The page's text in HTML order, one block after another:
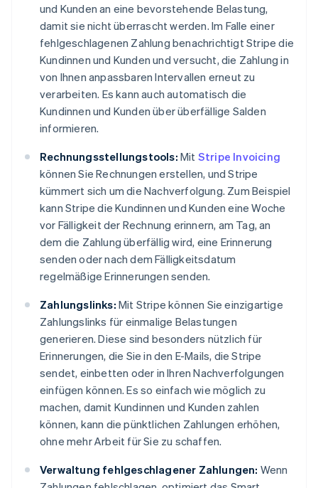
und Kunden an eine bevorstehende Belastung,
damit sie nicht überrascht werden. Im Falle einer
fehlgeschlagenen Zahlung benachrichtigt Stripe die
Kundinnen und Kunden und versucht, die Zahlung in
von Ihnen anpassbaren Intervallen erneut zu
verarbeiten. Es kann auch automatisch die
Kundinnen und Kunden über überfällige Salden
informieren.
Rechnungsstellungstools: Mit Stripe Invoicing
können Sie Rechnungen erstellen, und Stripe
kümmert sich um die Nachverfolgung. Zum Beispiel
kann Stripe die Kundinnen und Kunden eine Woche
vor Fälligkeit der Rechnung erinnern, am Tag, an
dem die Zahlung überfällig wird, eine Erinnerung
senden oder nach dem Fälligkeitsdatum
regelmäßige Erinnerungen senden.
Zahlungslinks: Mit Stripe können Sie einzigartige
Zahlungslinks für einmalige Belastungen
generieren. Diese sind besonders nützlich für
Erinnerungen, die Sie in den E-Mails, die Stripe
sendet, einbetten oder in Ihren Nachverfolgungen
einfügen können. Es so einfach wie möglich zu
machen, damit Kundinnen und Kunden zahlen
können, kann die pünktlichen Zahlungen erhöhen,
ohne mehr Arbeit für Sie zu schaffen.
Verwaltung fehlgeschlagener Zahlungen: Wenn